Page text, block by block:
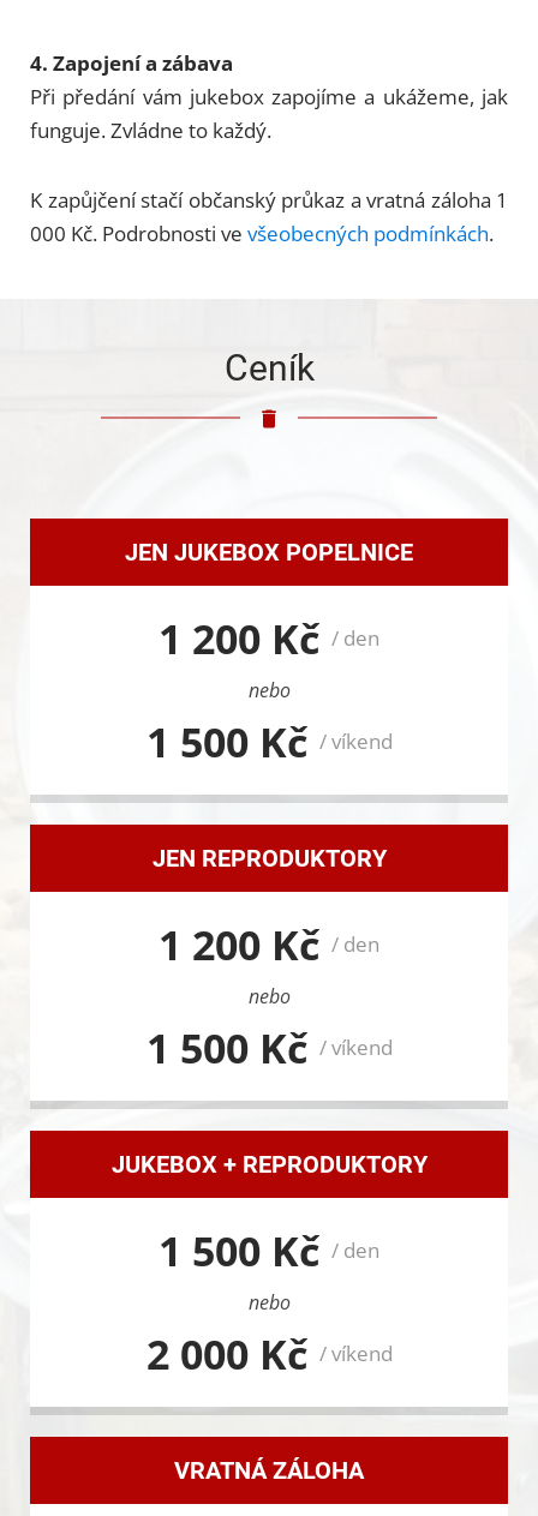
4. Zapojení a zábava
Při předání vám jukebox zapojíme a ukážeme, jak
funguje. Zvládne to každý.
K zapůjčení stačí občanský průkaz a vratná záloha 1
000 Kč. Podrobnosti ve všeobecných podmínkách.
Ceník
JEN JUKEBOX POPELNICE
1 200 Kč / den
nebo
1 500 Kč / víkend
JEN REPRODUKTORY
1 200 Kč / den
nebo
1 500 Kč / víkend
JUKEBOX + REPRODUKTORY
1 500 Kč / den
nebo
2 000 Kč / víkend
VRATNÁ ZÁLOHA